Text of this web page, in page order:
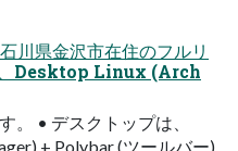
川県金沢市在住のフルリ
、Desktop Linux (Arch
。 • デスクトップは、
+ Polybar (ツールバー)